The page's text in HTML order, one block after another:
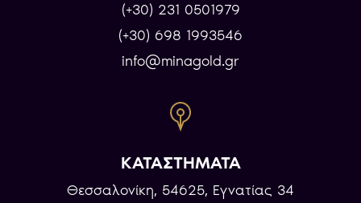
(+30) 231 0501979
(+30) 698 1993546
info@minagold.gr
ΚΑΤΑΣΤΗΜΑΤΑ
Θεσσαλονίκη, 54625, Εγνατίας 34